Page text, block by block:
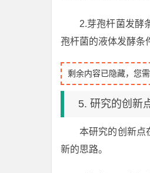
2.芽孢杆菌发酵
孢杆菌的液体发酵条
剩余内容已隐藏，您
5. 研究的创新
本研究的创新点
新的思路。